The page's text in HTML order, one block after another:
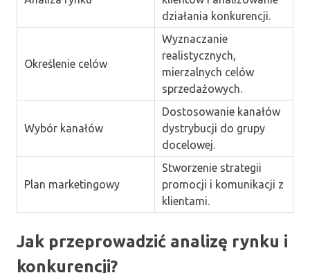
działania konkurencji.
Określenie celów
Wyznaczanie
realistycznych,
mierzalnych celów
sprzedażowych.
Wybór kanałów
Dostosowanie kanałów
dystrybucji do grupy
docelowej.
Plan marketingowy
Stworzenie strategii
promocji i komunikacji z
klientami.
Jak przeprowadzić analizę rynku i
konkurencji?